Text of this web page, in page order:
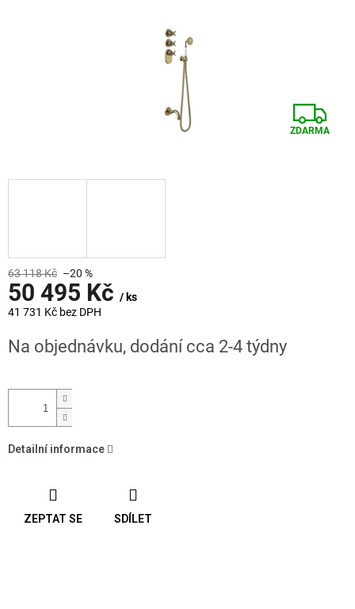
Z
ZDARMA
63 118 Kč –20 %
50 495 Kč / ks
41 731 Kč bez DPH
cena:
Na objednávku, dodání cca 2-4 týdny
Detailní informace
ZEPTAT SE SDÍLET